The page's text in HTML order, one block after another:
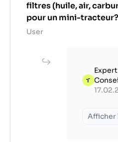
filtres (huile, air,
pour un mini-tracteur?
User
Afficher